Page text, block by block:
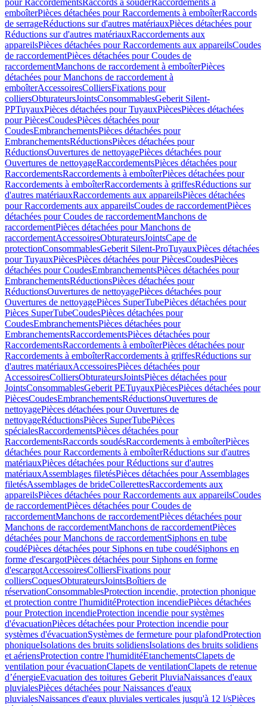
pour RaccordementsRaccords à souderRaccordements à
emboîterPièces détachées pour Raccordements à emboîterRaccords
de serrageRéductions sur d'autres matériauxPièces détachées pour
Réductions sur d'autres matériauxRaccordements aux
appareilsPièces détachées pour Raccordements aux appareilsCoudes
de raccordementPièces détachées pour Coudes de
raccordementManchons de raccordement à emboîterPièces
détachées pour Manchons de raccordement à
emboîterAccessoiresColliersFixations pour
colliersObturateursJointsConsommablesGeberit Silent-
PPTuyauxPièces détachées pour TuyauxPiècesPièces détachées
pour PiècesCoudesPièces détachées pour
CoudesEmbranchementsPièces détachées pour
EmbranchementsRéductionsPièces détachées pour
RéductionsOuvertures de nettoyagePièces détachées pour
Ouvertures de nettoyageRaccordementsPièces détachées pour
RaccordementsRaccordements à emboîterPièces détachées pour
Raccordements à emboîterRaccordements à griffesRéductions sur
d'autres matériauxRaccordements aux appareilsPièces détachées
pour Raccordements aux appareilsCoudes de raccordementPièces
détachées pour Coudes de raccordementManchons de
raccordementPièces détachées pour Manchons de
raccordementAccessoiresObturateursJointsCape de
protectionConsommablesGeberit Silent-ProTuyauxPièces détachées
pour TuyauxPiècesPièces détachées pour PiècesCoudesPièces
détachées pour CoudesEmbranchementsPièces détachées pour
EmbranchementsRéductionsPièces détachées pour
RéductionsOuvertures de nettoyagePièces détachées pour
Ouvertures de nettoyagePièces SuperTubePièces détachées pour
Pièces SuperTubeCoudesPièces détachées pour
CoudesEmbranchementsPièces détachées pour
EmbranchementsRaccordementsPièces détachées pour
RaccordementsRaccordements à emboîterPièces détachées pour
Raccordements à emboîterRaccordements à griffesRéductions sur
d'autres matériauxAccessoiresPièces détachées pour
AccessoiresColliersObturateursJointsPièces détachées pour
JointsConsommablesGeberit PETuyauxPiècesPièces détachées pour
PiècesCoudesEmbranchementsRéductionsOuvertures de
nettoyagePièces détachées pour Ouvertures de
nettoyageRéductionsPièces SuperTubePièces
spécialesRaccordementsPièces détachées pour
RaccordementsRaccords soudésRaccordements à emboîterPièces
détachées pour Raccordements à emboîterRéductions sur d'autres
matériauxPièces détachées pour Réductions sur d'autres
matériauxAssemblages filetésPièces détachées pour Assemblages
filetésAssemblages de brideCollerettesRaccordements aux
appareilsPièces détachées pour Raccordements aux appareilsCoudes
de raccordementPièces détachées pour Coudes de
raccordementManchons de raccordementPièces détachées pour
Manchons de raccordementManchons de raccordementPièces
détachées pour Manchons de raccordementSiphons en tube
coudéPièces détachées pour Siphons en tube coudéSiphons en
forme d'escargotPièces détachées pour Siphons en forme
d'escargotAccessoiresColliersFixations pour
colliersCoquesObturateursJointsBoîtiers de
réservationConsommablesProtection incendie, protection phonique
et protection contre l'humiditéProtection incendiePièces détachées
pour Protection incendieProtection incendie pour systèmes
d'évacuationPièces détachées pour Protection incendie pour
systèmes d'évacuationSystèmes de fermeture pour plafondProtection
phoniqueIsolations des bruits solidiensIsolations des bruits solidiens
et aériensProtection contre l'humiditéEtanchementsClapets de
ventilation pour évacuationClapets de ventilationClapets de retenue
d’énergieEvacuation des toitures Geberit PluviaNaissances d'eaux
pluvialesPièces détachées pour Naissances d'eaux
pluvialesNaissances d'eaux pluviales verticales jusqu'à 12 l/sPièces